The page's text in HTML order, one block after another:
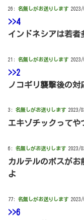
26: 名無しがお送りします
>>4
インドネシアは若者
21: 名無しがお送りします
>>2
ノコギリ襲撃後の対
3: 名無しがお送りします 2023/
エキゾチックってや
6: 名無しがお送りします 2023/
カルテルのボスがお
よ
77: 名無しがお送りします 2023/
>>6